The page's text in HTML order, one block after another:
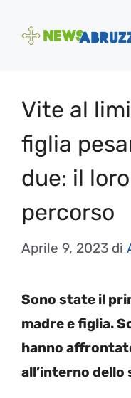
Vite al
figlia
due: il
percorso
Aprile 9, 2023 di
Sono state il
madre e figlia.
hanno
all’interno dello